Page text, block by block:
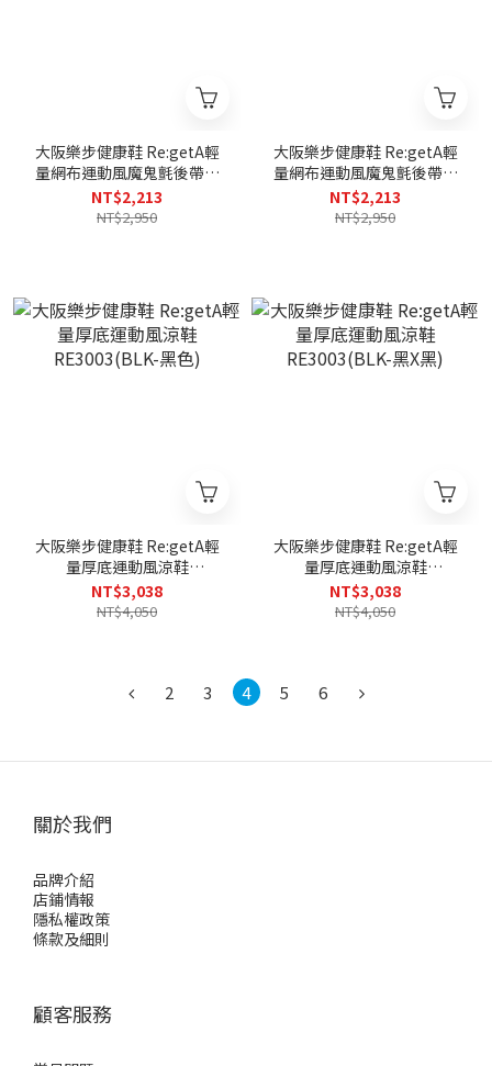
大阪樂步健康鞋 Re:getA輕
量網布運動風魔鬼氈後帶涼
鞋RE3097(WHT-白色)
NT$2,213
NT$2,950
大阪樂步健康鞋 Re:getA輕
量網布運動風魔鬼氈後帶涼
鞋RE3097(BLK-黑色)
NT$2,213
NT$2,950
大阪樂步健康鞋 Re:getA輕
量厚底運動風涼鞋
RE3003(BLK-黑色)
NT$3,038
NT$4,050
大阪樂步健康鞋 Re:getA輕
量厚底運動風涼鞋
RE3003(BLK-黑X黑)
NT$3,038
NT$4,050
2 3 4 5 6
關於我們
品牌介紹
店鋪情報
隱私權政策
條款及細則
顧客服務